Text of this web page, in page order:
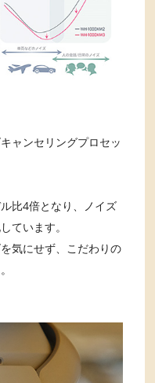
ャンセリングプロセッ
比4倍となり、ノイズ
ています。
気にせず、こだわりの